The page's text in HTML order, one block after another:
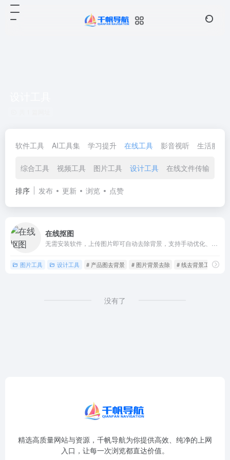
软件工具 AI工具集 学习提升 在线工具 影音视听 生活服务
综合工具 视频工具 图片工具 设计工具 在线文件传输
排序 发布 更新 浏览 点赞
在线抠图
图片工具 设计工具 # 产品图去背景 # 图片背景去除 # 线去背景工具
没有了
精选高质量网站与资源，千帆导航为你提供高效、纯净的上网
入口，让每一次浏览都直达价值。